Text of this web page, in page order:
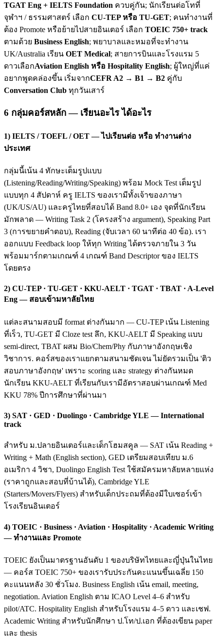
TGAT Eng + IELTS Foundation ควบคู่กัน; นักเรียนต่อโทที่
จุฬาฯ / ธรรมศาสตร์ เลือก CU-TEP หรือ TU-GET; คนทำงานที่
ต้อง Promote หรือย้ายไปสายอินเตอร์ เลือก TOEIC 750+ track
ตามด้วย Business English; พยาบาลและหมอที่จะทำงาน
UK/Australia เรียน OET Medical; สายการบินและโรงแรม 5
ดาวเลือกAviation English หรือ Hospitality English; ผู้ใหญ่ที่แค่
อยากพูดคล่องขึ้น เริ่มจากCEFR A2 → B1 → B2 คู่กับ
Conversation Club ทุกวันเสาร์
6 กลุ่มคอร์สหลัก — เรียนอะไร ได้อะไร
1) IELTS / TOEFL / OET — ไปเรียนต่อ หรือ ทำงานต่าง
ประเทศ
กลุ่มนี้เน้น 4 ทักษะเต็มรูปแบบ
(Listening/Reading/Writing/Speaking) พร้อม Mock Test เต็มรูป
แบบทุก 4 สัปดาห์ ครู IELTS ของเรามีทั้งเจ้าของภาษา
(UK/US/AU) และครูไทยที่สอบได้ Band 8.0+ เอง จุดที่นักเรียน
มักพลาด — Writing Task 2 (โครงสร้าง argument), Speaking Part
3 (การขยายคำตอบ), Reading (จับเวลา 60 นาทีต่อ 40 ข้อ). เรา
ออกแบบ Feedback loop ให้ทุก Writing ได้ตรวจภายใน 3 วัน
พร้อมมาร์กตามเกณฑ์ 4 เกณฑ์ Band Descriptor ของ IELTS
โดยตรง
2) CU-TEP · TU-GET · KKU-AELT · TGAT · TBAT · A-Level
Eng — สอบเข้ามหาลัยไทย
แต่ละสนามสอบมี format ต่างกันมาก — CU-TEP เน้น Listening
ที่เร็ว, TU-GET มี Cloze test ลึก, KKU-AELT มี Speaking แบบ
semi-direct, TBAT ผสม Bio/Chem/Phy กับภาษาอังกฤษเชิง
วิชาการ. คอร์สของเราแยกตามสนามชัดเจน ไม่ยัดรวมเป็น 'ติว
สอบภาษาอังกฤษ' เพราะ scoring และ strategy ต่างกันหมด
นักเรียน KKU-AELT ที่เรียนกับเรามีอัตราสอบผ่านเกณฑ์ Med
KKU 78% ปีการศึกษาที่ผ่านมา
3) SAT · GED · Duolingo · Cambridge YLE — International
track
สำหรับ ม.ปลายอินเตอร์และเด็กโฮมสคูล — SAT เน้น Reading +
Writing + Math (English section), GED เตรียมสอบเทียบ ม.6
อเมริกา 4 วิชา, Duolingo English Test ใช้สมัครมหาลัยหลายแห่ง
(ราคาถูกและสอบที่บ้านได้), Cambridge YLE
(Starters/Movers/Flyers) สำหรับเด็กประถมที่ต้องมีใบเซอร์เข้า
โรงเรียนอินเตอร์
4) TOEIC · Business · Aviation · Hospitality · Academic Writing
— ทำงานและ Promote
TOEIC ยังเป็นมาตรฐานอันดับ 1 ของบริษัทไทยและญี่ปุ่นในไทย
— คอร์ส TOEIC 750+ ของเรารับประกันคะแนนขึ้นเฉลี่ย 150
คะแนนหลัง 30 ชั่วโมง. Business English เน้น email, meeting,
negotiation. Aviation English ตาม ICAO Level 4–6 สำหรับ
pilot/ATC. Hospitality English สำหรับโรงแรม 4–5 ดาว และเชฟ.
Academic Writing สำหรับนักศึกษา ป.โท/ป.เอก ที่ต้องเขียน paper
และ thesis